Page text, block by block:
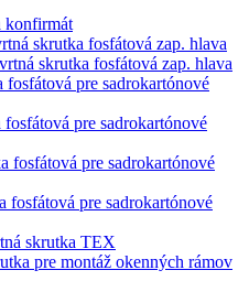
konfirmát
skrutka fosfátová zap. hlava
skrutka fosfátová zap. hlava
pre sadrokartónové
pre sadrokartónové
fosfátová pre sadrokartónové
pre sadrokartónové
skrutka TEX
pre montáž okenných rámov